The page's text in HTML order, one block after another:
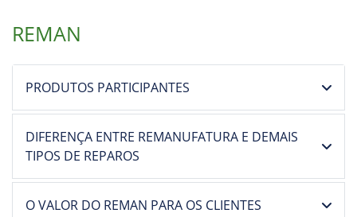
REMAN
PRODUTOS PARTICIPANTES
DIFERENÇA ENTRE REMANUFATURA E DEMAIS
TIPOS DE REPAROS
O VALOR DO REMAN PARA OS CLIENTES